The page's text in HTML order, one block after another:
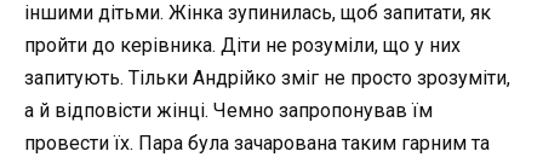
іншими дітьми. Жінка зупинилась, щоб запитати, як
пройти до керівника. Діти не розуміли, що у них
запитують. Тільки Андрійко зміг не просто зрозуміти,
а й відповісти жінці. Чемно запропонував їм
провести їх. Пара була зачарована таким гарним та